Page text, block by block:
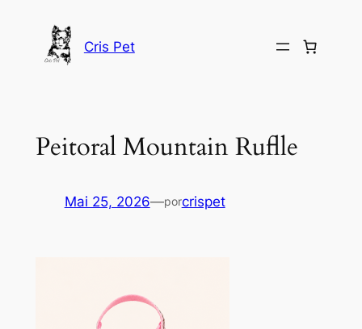
Cris Pet
Peitoral Mountain Ruflle
Mai 25, 2026—porcrispet